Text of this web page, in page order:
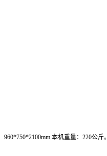
本机重量：220公斤。